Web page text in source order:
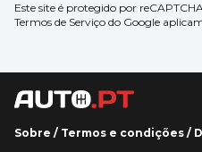
Este site é protegido por
Termos de Serviço do Google
Sobre / Termos e condições /